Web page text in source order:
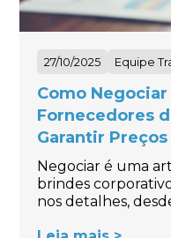
27/10/2025 Equipe
Como
Fornecedores
Garantir
Negociar é uma
brindes
nos detalhes,